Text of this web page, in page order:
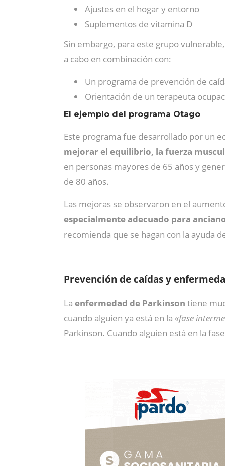
Ajustes en el hogar y entorno
Suplementos de vitamina D
Sin embargo, para este grupo
a cabo en combinación con:
Un programa de prevención de
Orientación de un terapeuta
El ejemplo del programa Otago
Este programa fue desarrollado por un
mejorar el equilibrio, la fuerza
en personas mayores de 65 años y
de 80 años.
Las mejoras se observaron en el
especialmente adecuado para
recomienda que se hagan con la ayuda
Prevención de caídas y
La enfermedad de Parkinson tiene
cuando alguien ya está en la «fase
Parkinson. Cuando alguien está en la